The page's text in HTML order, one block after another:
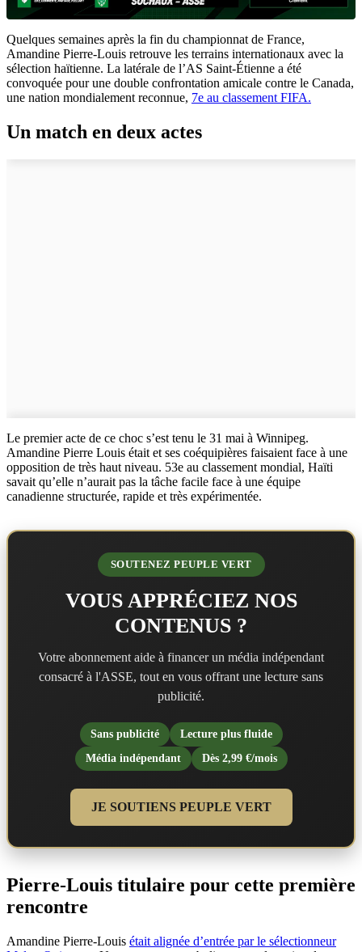
Quelques semaines après la fin du championnat de France,
Amandine Pierre-Louis retrouve les terrains internationaux avec la
sélection haïtienne. La latérale de l’AS Saint-Étienne a été
convoquée pour une double confrontation amicale contre le Canada,
une nation mondialement reconnue, 7e au classement FIFA.
Un match en deux actes
Le premier acte de ce choc s’est tenu le 31 mai à Winnipeg.
Amandine Pierre Louis était et ses coéquipières faisaient face à une
opposition de très haut niveau. 53e au classement mondial, Haïti
savait qu’elle n’aurait pas la tâche facile face à une équipe
canadienne structurée, rapide et très expérimentée.
SOUTENEZ PEUPLE VERT
VOUS APPRÉCIEZ NOS
CONTENUS ?
Votre abonnement aide à financer un média indépendant
consacré à l'ASSE, tout en vous offrant une lecture sans
publicité.
Sans publicité
Lecture plus fluide
Média indépendant
Dès 2,99 €/mois
JE SOUTIENS PEUPLE VERT
Pierre-Louis titulaire pour cette première
rencontre
Amandine Pierre-Louis était alignée d’entrée par le sélectionneur